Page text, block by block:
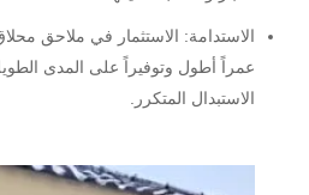
الاستدامة: الاستثمار في ملاحق
عمراً أطول وتوفيراً على المدى
الاستبدال المتكرر.